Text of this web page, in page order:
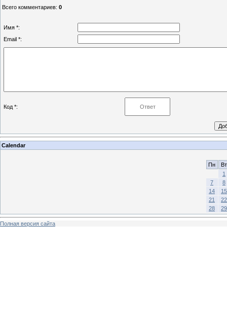
Всего комментариев: 0
Имя *:
Email *:
Код *:
Calendar
Пн
Вт
1
7
8
14
15
21
22
28
29
Полная версия сайта